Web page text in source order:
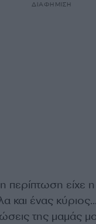
ΔΙΑΦΗΜΙΣΗ
περίπτωση είχε
και ένας
της μαμάς